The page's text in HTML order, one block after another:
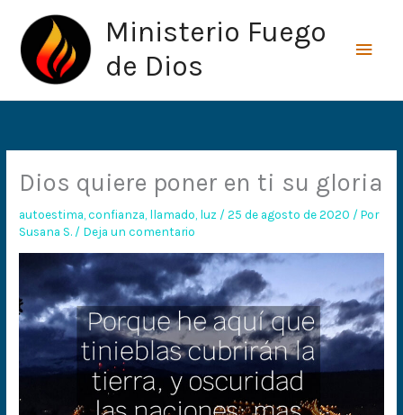
contenido
Ministerio Fuego
de Dios
Dios quiere poner en ti su gloria
autoestima ,confianza llamado luz /25 de agosto de 2020 / Por
Susana S. / Deja un comentario